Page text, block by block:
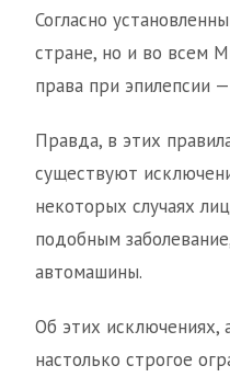
Согласно
стране, но и во всем
права при эпилепсии
Правда, в этих
существуют
некоторых случаях
подобным
автомашины.
Об этих исключениях,
настолько строгое